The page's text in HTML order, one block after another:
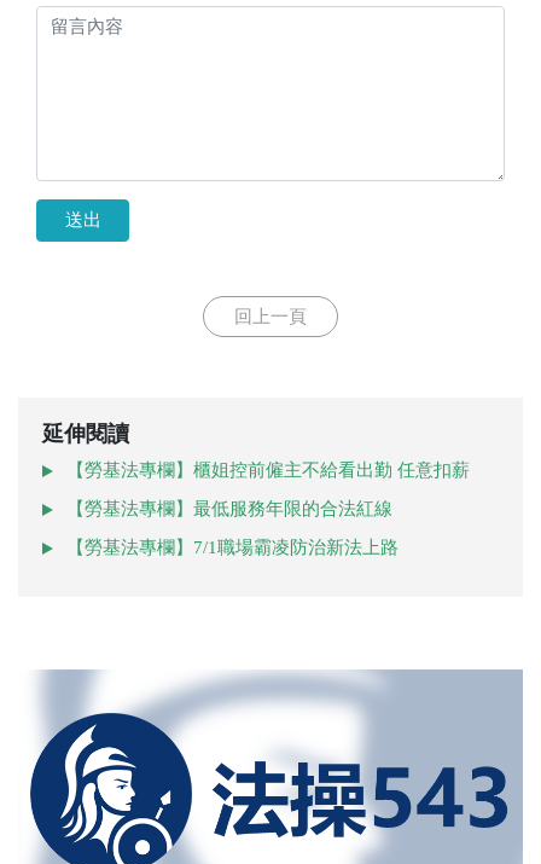
送出
回上一頁
延伸閱讀
【勞基法專欄】櫃姐控前僱主不給看出勤 任意扣薪
【勞基法專欄】最低服務年限的合法紅線
【勞基法專欄】7/1職場霸凌防治新法上路